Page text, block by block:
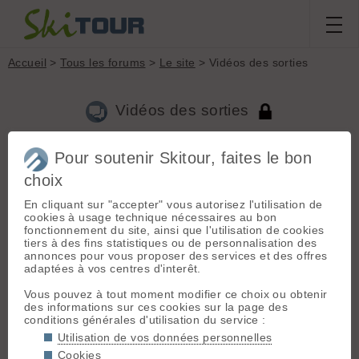
Accueil >Tous les forums > Le site > Vidéos des sorties
Vidéos des sorties
Aller à la page :
Nouveau sujet
Voir tous les sujets Chercher Archives
F
Frak[284posts] - Le 15/01/2010 01:01
Une petite video de notre sortie venteuse à la Pointe du
Chateau, jeudi matin.
www.skitour.fr/sorties/pointe-d-areu,23487.html#sortie
Jb de Miscault[ 184posts] - Le 15/01/2010 17:03
Pour soutenir Skitour, faites le bon
choix
En cliquant sur "accepter" vous autorisez l'utilisation de
cookies à usage technique nécessaires au bon
fonctionnement du site, ainsi que l'utilisation de cookies
tiers à des fins statistiques ou de personnalisation des
annonces pour vous proposer des services et des offres
adaptées à vos centres d'interêt.
Vous pouvez à tout moment modifier ce choix ou obtenir
des informations sur ces cookies sur la page des
conditions générales d'utilisation du service :
Utilisation de vos données personnelles
Cookies